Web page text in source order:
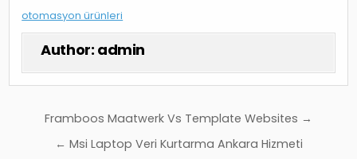
otomasyon ürünleri
Author: admin
Yazı
gezinmesi
Framboos Maatwerk Vs Template Websites →
← Msi Laptop Veri Kurtarma Ankara Hizmeti